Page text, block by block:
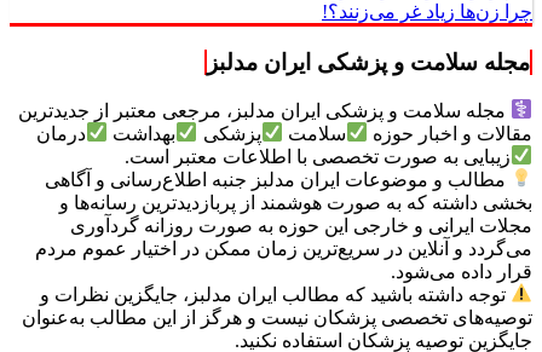
چرا زن‌ها زیاد غر می‌زنند؟!
مجله سلامت و پزشکی ایران مدلبز
مجله سلامت و پزشکی ایران مدلبز، مرجعی معتبر از جدیدترین
مقالات و اخبار حوزه
سلامت پزشکی بهداشت
درمان
زیبایی به صورت تخصصی با اطلاعات معتبر است.
مطالب و موضوعات ایران مدلبز جنبه اطلاع‌رسانی و آگاهی
بخشی داشته که به صورت هوشمند از پربازدیدترین رسانه‌ها و
مجلات ایرانی و خارجی این حوزه به صورت روزانه گردآوری
می‌گردد و آنلاین در سریع‌ترین زمان ممکن در اختیار عموم مردم
قرار داده می‌شود.
توجه داشته باشید که مطالب ایران مدلبز، جایگزین نظرات و
توصیه‌های تخصصی پزشکان نیست و هرگز از این مطالب به‌عنوان
جایگزین توصیه پزشکان استفاده نکنید.